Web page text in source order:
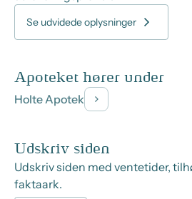
Se udvidede oplysninger
Apoteket hører under
Holte Apotek
Udskriv siden
Udskriv siden med ventetider,
faktaark.